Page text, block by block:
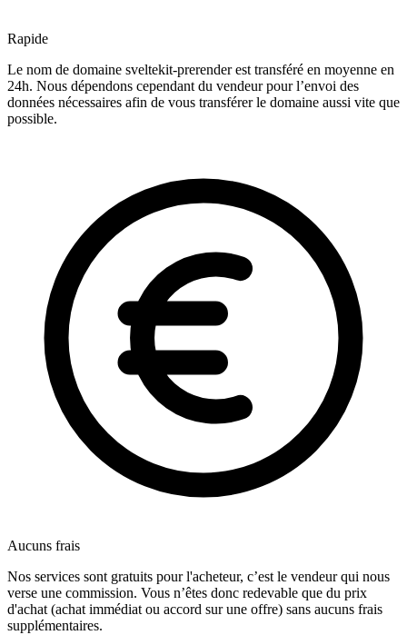
Rapide
Le nom de domaine sveltekit-prerender est transféré en moyenne en
24h. Nous dépendons cependant du vendeur pour l’envoi des
données nécessaires afin de vous transférer le domaine aussi vite que
possible.
Aucuns frais
Nos services sont gratuits pour l'acheteur, c’est le vendeur qui nous
verse une commission. Vous n’êtes donc redevable que du prix
d'achat (achat immédiat ou accord sur une offre) sans aucuns frais
supplémentaires.